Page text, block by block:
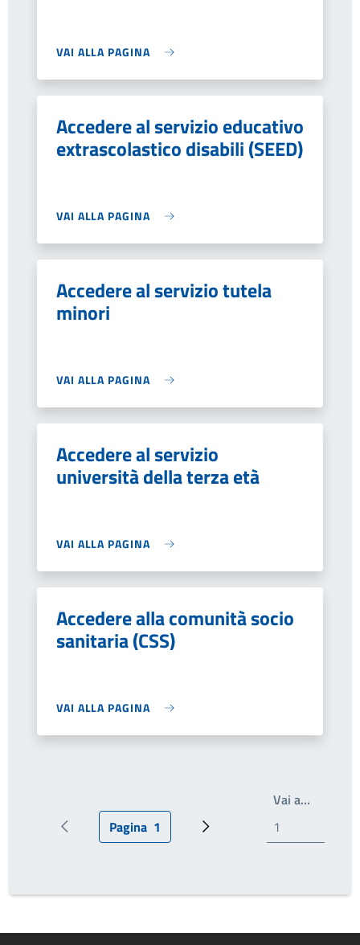
VAI ALLA PAGINA
Accedere al servizio educativo
extrascolastico disabili (SEED)
VAI ALLA PAGINA
Accedere al servizio tutela
minori
VAI ALLA PAGINA
Accedere al servizio
università della terza età
VAI ALLA PAGINA
Accedere alla comunità socio
sanitaria (CSS)
VAI ALLA PAGINA
Pagina precedentePagina attuale
Pagina 1 Pagina successiva
Vai a…